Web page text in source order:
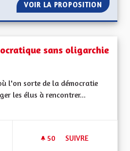
VOIR LA PROPOSITION NON
sans oligarchie
l'on sorte de la démocratie
les élus à rencontrer...
la catégorie : Autres
50 50 ABONNÉS
SUIVRE